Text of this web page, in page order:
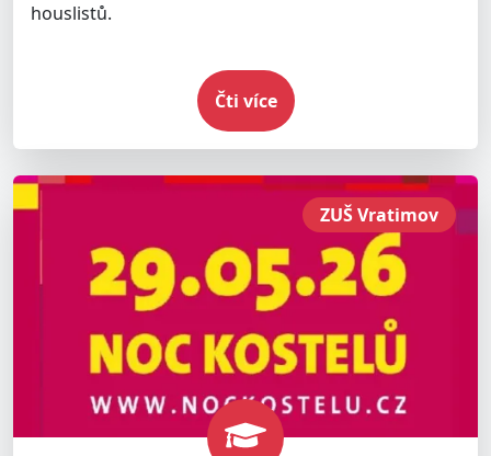
houslistů.
Čti více
ZUŠ Vratimov